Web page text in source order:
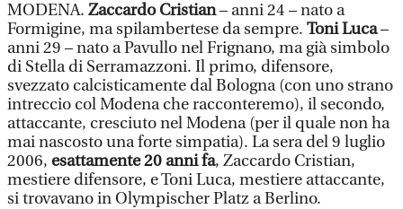
MODENA. Zaccardo Cristian– anni 24 – nato a
Formigine, ma spilambertese da sempre. Toni Luca–
anni 29 – nato a Pavullo nel Frignano, ma già simbolo
di Stella di Serramazzoni. Il primo, difensore,
svezzato calcisticamente dal Bologna (con uno strano
intreccio col Modena che racconteremo), il secondo,
attaccante, cresciuto nel Modena (per il quale non ha
mai nascosto una forte simpatia). La sera del 9 luglio
2006, esattamente 20 anni fa, Zaccardo Cristian,
mestiere difensore, e Toni Luca, mestiere attaccante,
si trovavano in Olympischer Platz a Berlino.